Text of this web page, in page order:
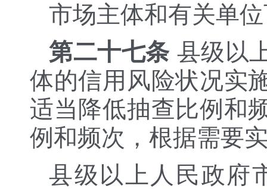
市场主体和有关单
第二十七条 县级以
体的信用风险状况实
适当降低抽查比例和
例和频次，根据需要
县级以上人民政府